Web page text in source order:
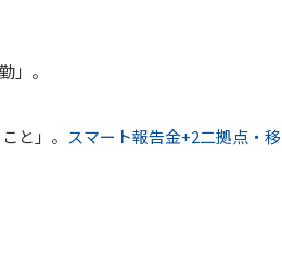
」。
と」。 スマート報告金+2二拠点・移